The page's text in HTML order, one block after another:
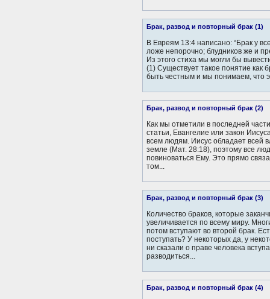
Брак, развод и повторный брак (1)
В Евреям 13:4 написано: “Брак у
ложе непорочно; блудников же и
Из этого стиха мы могли бы
(1) Существует такое понятие как
быть честным и мы понимаем, что
Брак, развод и повторный брак (2)
Как мы отметили в последней
статьи, Евангелие или закон
всем людям. Иисус обладает всей
земле (Мат. 28:18), поэтому все
повиноваться Ему. Это прямо
том...
Брак, развод и повторный брак (3)
Количество браков, которые
увеличивается по всему миру.
потом вступают во второй брак.
поступать? У некоторых да, у
ни сказали о праве человека
разводиться...
Брак, развод и повторный брак (4)